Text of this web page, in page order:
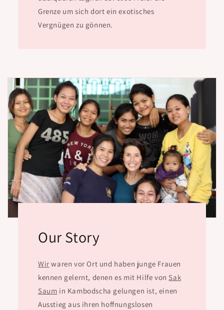
Grenze um sich dort ein exotisches
Vergnügen zu gönnen.
Our Story
Wir waren vor Ort und haben junge Frauen
kennen gelernt, denen es mit Hilfe von Sak
Saum in Kambodscha gelungen ist, einen
Ausstieg aus ihren hoffnungslosen